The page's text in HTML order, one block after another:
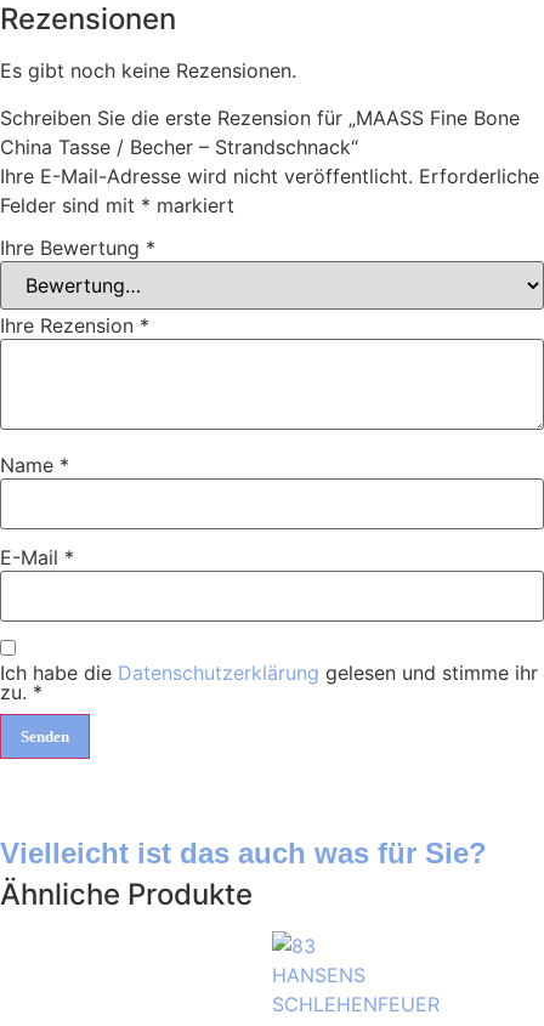
Rezensionen
Es gibt noch keine Rezensionen.
Schreiben Sie die erste Rezension für „MAASS Fine Bone
China Tasse / Becher – Strandschnack“
Ihre E-Mail-Adresse wird nicht veröffentlicht. Erforderliche
Felder sind mit * markiert
Ihre Bewertung *
Ihre Rezension *
Name *
E-Mail *
Ich habe die Datenschutzerklärung gelesen und stimme ihr
zu. *
Vielleicht ist das auch was für Sie?
Ähnliche Produkte